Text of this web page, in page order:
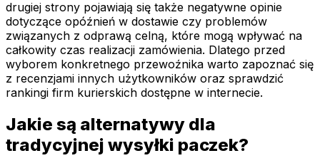
drugiej strony pojawiają się także negatywne opinie
dotyczące opóźnień w dostawie czy problemów
związanych z odprawą celną, które mogą wpływać na
całkowity czas realizacji zamówienia. Dlatego przed
wyborem konkretnego przewoźnika warto zapoznać się
z recenzjami innych użytkowników oraz sprawdzić
rankingi firm kurierskich dostępne w internecie.
Jakie są alternatywy dla
tradycyjnej wysyłki paczek?